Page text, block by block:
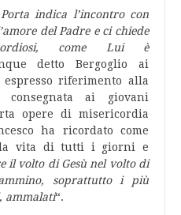
indica l’incontro con
del Padre e ci chiede
come Lui è
detto Bergoglio ai
riferimento alla
ai giovani
opere di misericordia
ha ricordato come
vita di tutti i giorni e
il volto di Gesù nel volto di
soprattutto i più
ammalati“.